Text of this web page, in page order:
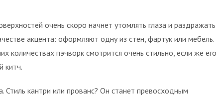
очень скоро начнет утомлять глаза и раздражать
акцента: оформляют одну из стен, фартук или мебель.
количествах пэчворк смотрится очень стильно, если же его
китч.
Стиль кантри или прованс? Он станет превосходным